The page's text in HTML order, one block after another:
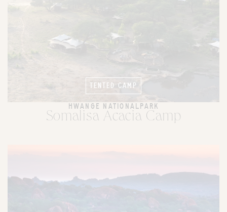
TENTED CAMP
HWANGE NATIONALPARK
Somalisa Acacia Camp